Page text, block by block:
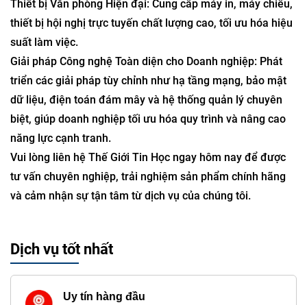
Thiết bị Văn phòng Hiện đại: Cung cấp máy in, máy chiếu,
thiết bị hội nghị trực tuyến chất lượng cao, tối ưu hóa hiệu
suất làm việc.
Giải pháp Công nghệ Toàn diện cho Doanh nghiệp: Phát
triển các giải pháp tùy chỉnh như hạ tầng mạng, bảo mật
dữ liệu, điện toán đám mây và hệ thống quản lý chuyên
biệt, giúp doanh nghiệp tối ưu hóa quy trình và nâng cao
năng lực cạnh tranh.
Vui lòng liên hệ Thế Giới Tin Học ngay hôm nay để được
tư vấn chuyên nghiệp, trải nghiệm sản phẩm chính hãng
và cảm nhận sự tận tâm từ dịch vụ của chúng tôi.
Dịch vụ tốt nhất
Uy tín hàng đầu